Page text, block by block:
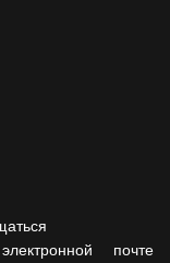
почте